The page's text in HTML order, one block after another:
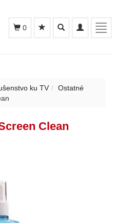
Toggle
navigation
Toggle
search
0
ku TV
Ostatné
Clean